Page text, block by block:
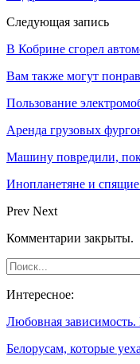
Следующая запись
В Кобрине сгорел
Вам также могут
Пользование
Аренда грузовых
Машину повредили,
Инопланетяне и спящие
Prev Next
Комментарии закрыты.
Интересное:
Любовная
Белорусам, которые